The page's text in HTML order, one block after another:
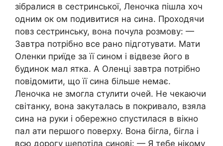
зібралися в сестринської, Леночка пішла хоч
одним ок ом подивитися на сина. Проходячи
повз сестринську, вона почула розмову: —
Завтра потрібно все рано підготувати. Мати
Оленки приїде за її сином і відвезе його в
будинок мал ятка. А Оленці завтра потрібно
повідомити, що її сина більше немає.
Леночка не змогла стулити очей. Не чекаючи
світанку, вона закуталась в покривало, взяла
сина на руки і обережно спустилася в вікно
пал ати першого поверху. Вона бігла, бігла і
всю дорогу шепотіла синові: — Я тебе нікому